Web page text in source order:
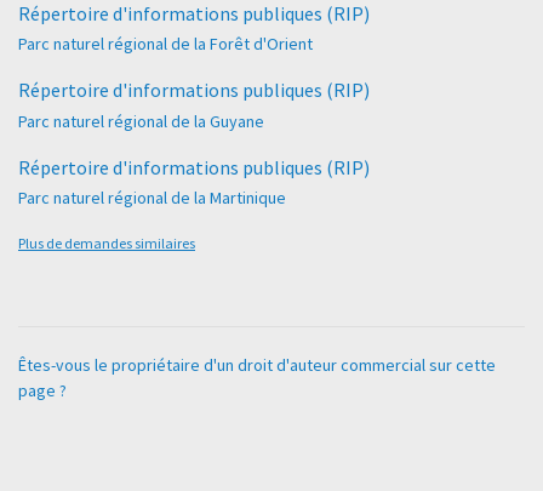
Répertoire d'informations publiques (RIP)
Parc naturel régional de la Forêt d'Orient
Répertoire d'informations publiques (RIP)
Parc naturel régional de la Guyane
Répertoire d'informations publiques (RIP)
Parc naturel régional de la Martinique
Plus de demandes similaires
Êtes-vous le propriétaire d'un droit d'auteur commercial sur cette
page ?